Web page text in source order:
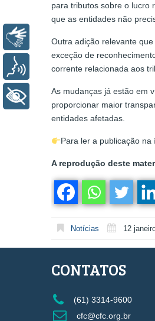
para tributos sobre o lucro
que as entidades não
Outra adição relevante
exceção de
corrente relacionada aos
As mudanças já estão em
proporcionar maior
entidades afetadas.
Para ler a publicação na
A reprodução deste
Notícias 12
CONTATOS
(61) 3314-9600
cfc@cfc.org.br
Libras
Voz
+ Acessibilidade